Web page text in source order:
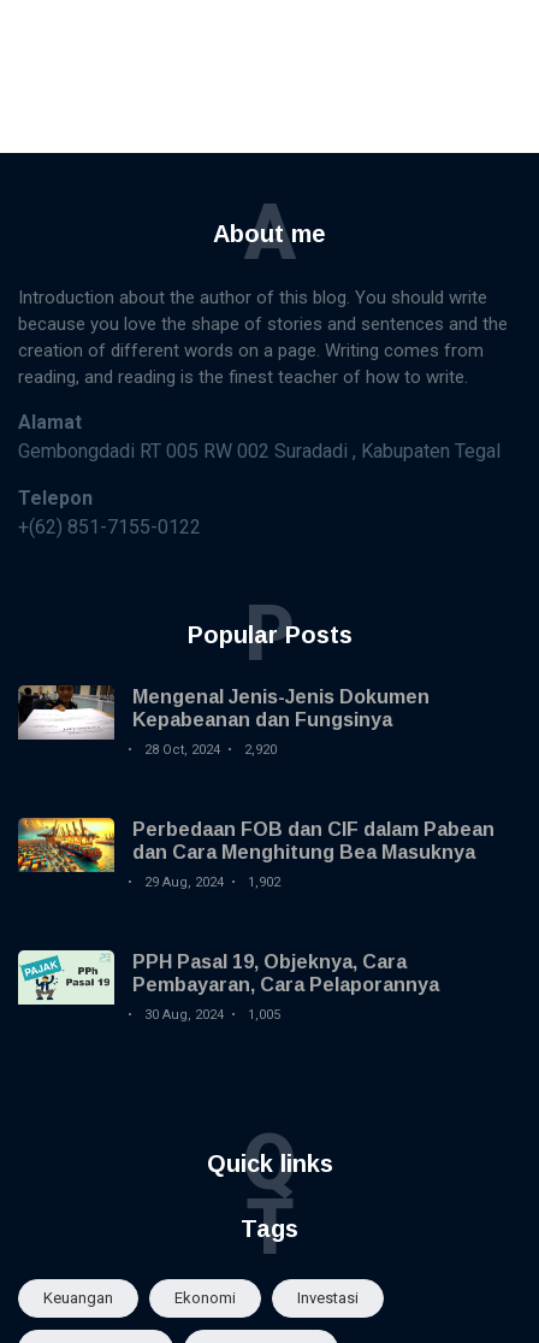
About me
A
Introduction about the author of this blog. You should write
because you love the shape of stories and sentences and the
creation of different words on a page. Writing comes from
reading, and reading is the finest teacher of how to write.
Alamat
Gembongdadi RT 005 RW 002 Suradadi , Kabupaten Tegal
Telepon
+(62) 851-7155-0122
Popular Posts
P
Mengenal Jenis-Jenis Dokumen
Kepabeanan dan Fungsinya
28 Oct, 2024 2,920
Perbedaan FOB dan CIF dalam Pabean
dan Cara Menghitung Bea Masuknya
29 Aug, 2024 1,902
PPH Pasal 19, Objeknya, Cara
Pembayaran, Cara Pelaporannya
30 Aug, 2024 1,005
Quick links
Q
Tags
T
Keuangan Ekonomi Investasi